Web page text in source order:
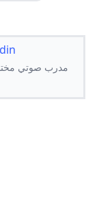
مدرب صوتي مختص